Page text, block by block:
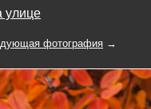
улице
фотография →